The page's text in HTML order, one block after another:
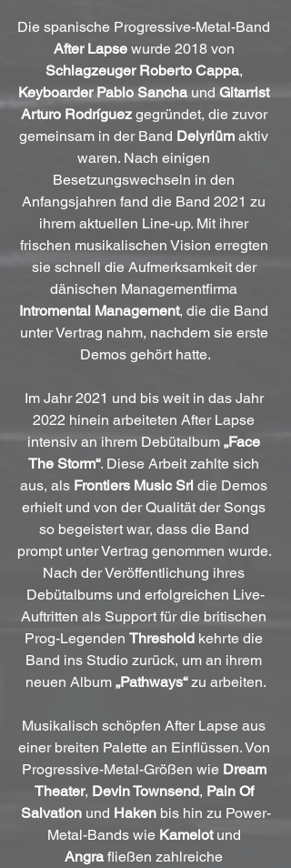
Die spanische Progressive-Metal-Band
After Lapse wurde 2018 von
Schlagzeuger Roberto Cappa,
Keyboarder Pablo Sancha und Gitarrist
Arturo Rodríguez gegründet, die zuvor
gemeinsam in der Band Delyriüm aktiv
waren. Nach einigen
Besetzungswechseln in den
Anfangsjahren fand die Band 2021 zu
ihrem aktuellen Line-up. Mit ihrer
frischen musikalischen Vision erregten
sie schnell die Aufmerksamkeit der
dänischen Managementfirma
Intromental Management, die die Band
unter Vertrag nahm, nachdem sie erste
Demos gehört hatte.
Im Jahr 2021 und bis weit in das Jahr
2022 hinein arbeiteten After Lapse
intensiv an ihrem Debütalbum „Face
The Storm“. Diese Arbeit zahlte sich
aus, als Frontiers Music Srl die Demos
erhielt und von der Qualität der Songs
so begeistert war, dass die Band
prompt unter Vertrag genommen wurde.
Nach der Veröffentlichung ihres
Debütalbums und erfolgreichen Live-
Auftritten als Support für die britischen
Prog-Legenden Threshold kehrte die
Band ins Studio zurück, um an ihrem
neuen Album „Pathways“ zu arbeiten.
Musikalisch schöpfen After Lapse aus
einer breiten Palette an Einflüssen. Von
Progressive-Metal-Größen wie Dream
Theater, Devin Townsend, Pain Of
Salvation und Haken bis hin zu Power-
Metal-Bands wie Kamelot und
Angra fließen zahlreiche